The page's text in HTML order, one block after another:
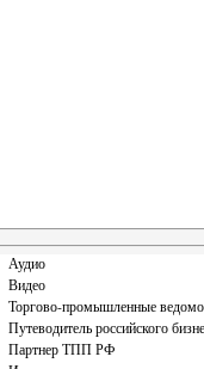
Аудио
Видео
Торгово-промышленные
Путеводитель российского
Партнер ТПП РФ